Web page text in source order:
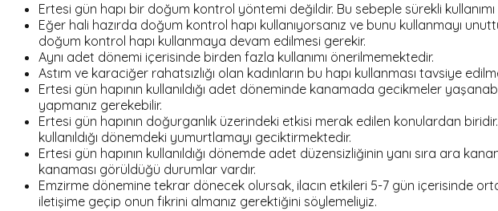
Ertesi gün hapı bir doğum kontrol yöntemi değildir. Bu sebeple sürekli
Eğer hali hazırda doğum kontrol hapı kullanıyorsanız ve bunu kullanmayı
doğum kontrol hapı kullanmaya devam edilmesi gerekir.
Aynı adet dönemi içerisinde birden fazla kullanımı önerilmemektedir.
Astım ve karaciğer rahatsızlığı olan kadınların bu hapı kullanması tavsiye
Ertesi gün hapının kullanıldığı adet döneminde kanamada gecikmeler
yapmanız gerekebilir.
Ertesi gün hapının doğurganlık üzerindeki etkisi merak edilen konulardan
kullanıldığı dönemdeki yumurtlamayı geciktirmektedir.
Ertesi gün hapının kullanıldığı dönemde adet düzensizliğinin yanı sıra ara
kanaması görüldüğü durumlar vardır.
Emzirme dönemine tekrar dönecek olursak, ilacın etkileri 5-7 gün içerisinde
iletişime geçip onun fikrini almanız gerektiğini söylemeliyiz.